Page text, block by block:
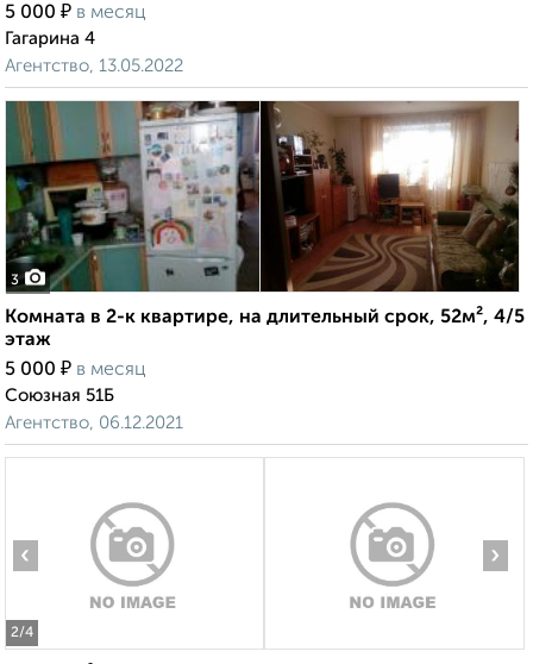
5 000 ₽ в месяц
Гагарина 4
Агентство, 13.05.2022
3
Комната в 2-к квартире, на длительный срок, 52м², 4/5
этаж
5 000 ₽ в месяц
Союзная 51Б
Агентство, 06.12.2021
2/4
‹ ›